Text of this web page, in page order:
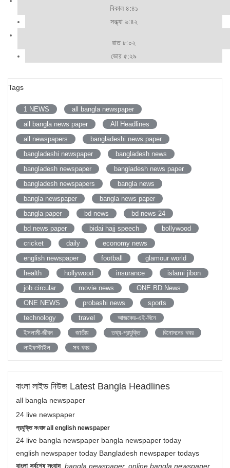
বিকাল ৪:৪১
সন্ধ্যা ৬:৪২
রাত ৮:০২
ভোর ৫:২৯
Tags
1 NEWS
all bangla newspaper
all bangla news paper
All Headlines
all newspapers
bangladeshi news paper
bangladeshi newspaper
bangladesh news
bangladesh newspaper
bangladesh news paper
bangladesh newspapers
bangla news
bangla newspaper
bangla news paper
bangla paper
bd news
bd news 24
bd news paper
bidai hajj speech
bollywood
cricket
daily
economy news
english newspaper
football
glamour world
health
hollywood insurance
islami jibon
job circular
movie news
ONE BD News
ONE NEWS
probashi news
sports
technology
travel
আজকের-এই-দিনে
ইসলামী-জীবন
জাতীয় তথ্য-প্রযুক্তি
বিনোদনের খবর
লাইফস্টাইল
সব খবর
বাংলা লাইভ নিউজ Latest Bangla Headlines
all bangla newspaper
24 live newspaper
প্রযুক্তি সংবাদ all english newspaper
24 live bangla newspaper bangla newspaper today
english newspaper today Bangladesh newspaper todays
বাংলা সর্বশেষ সংবাদ, bangla newspaper, online bangla newspaper